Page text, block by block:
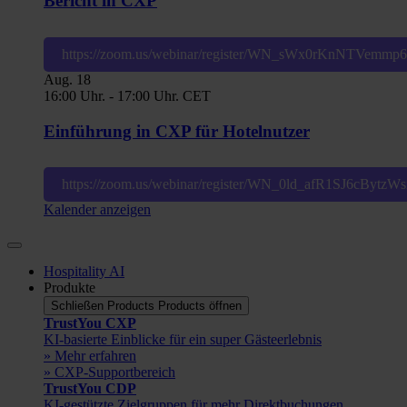
https://zoom.us/webinar/register/
Aug. 18
16:00 Uhr. - 17:00 Uhr. CET
Einführung in CXP für Hotelnutzer
https://zoom.us/webinar/register/
Kalender anzeigen
Hospitality AI
Produkte
Schließen Products Products öffnen
TrustYou CXP
KI-basierte Einblicke für ein super Gästeerlebnis
» Mehr erfahren
» CXP-Supportbereich
TrustYou CDP